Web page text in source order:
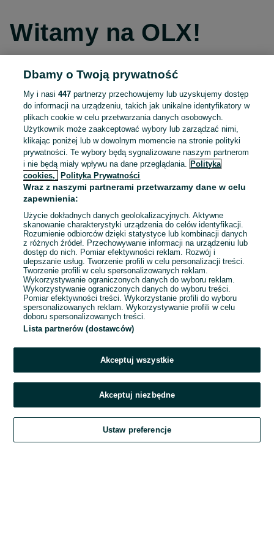
Witamy na OLX!
Kontynuuj przez Facebooka
Kontynuuj przez konto Apple
Kontynuuj przez konto Google
LUB
E-mail
Hasło
Zaloguj się
Kontynuując za pośrednictwem jednego z dostawców wskazanych powyżej,
OLX.pl w jego aktualnym brzmieniu.
Dbamy o Twoją prywatność
My i nasi447 partnerzy przechowujemy lub uzyskujemy dostęp
do informacji na urządzeniu, takich jak unikalne identyfikatory w
plikach cookie w celu przetwarzania danych osobowych.
Użytkownik może zaakceptować wybory lub zarządzać nimi,
klikając poniżej lub w dowolnym momencie na stronie polityki
prywatności. Te wybory będą sygnalizowane naszym partnerom
i nie będą miały wpływu na dane przeglądania.
Polityka
cookies,
Polityka Prywatności
Wraz z naszymi partnerami przetwarzamy dane w celu
zapewnienia:
Użycie dokładnych danych geolokalizacyjnych. Aktywne
skanowanie charakterystyki urządzenia do celów identyfikacji.
Rozumienie odbiorców dzięki statystyce lub kombinacji danych
z różnych źródeł. Przechowywanie informacji na urządzeniu lub
dostęp do nich. Pomiar efektywności reklam. Rozwój i
ulepszanie usług. Tworzenie profili w celu personalizacji treści.
Tworzenie profili w celu spersonalizowanych reklam.
Wykorzystywanie ograniczonych danych do wyboru reklam.
Wykorzystywanie ograniczonych danych do wyboru treści.
Pomiar efektywności treści. Wykorzystanie profili do wyboru
spersonalizowanych reklam. Wykorzystywanie profili w celu
doboru spersonalizowanych treści.
Lista partnerów (dostawców)
Akceptuj wszystkie
Akceptuj niezbędne
Ustaw preferencje